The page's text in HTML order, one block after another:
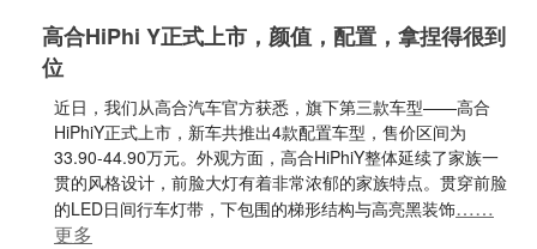
高合HiPhi Y正式上市，颜值，配置，拿捏得很到
位
近日，我们从高合汽车官方获悉，旗下第三款车型——高合
HiPhiY正式上市，新车共推出4款配置车型，售价区间为
33.90-44.90万元。外观方面，高合HiPhiY整体延续了家族一
贯的风格设计，前脸大灯有着非常浓郁的家族特点。贯穿前脸
的LED日间行车灯带，下包围的梯形结构与高亮黑装饰……
更多